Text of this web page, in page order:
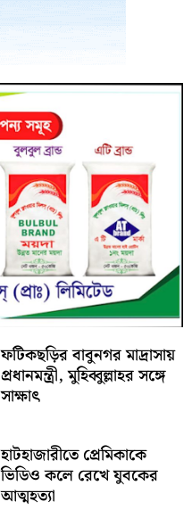
ফটিকছড়ির বাবুনগর মাদ্রাসায়
প্রধানমন্ত্রী, মুহিব্বুল্লাহর সঙ্গে
সাক্ষাৎ
হাটহাজারীতে প্রেমিকাকে
ভিডিও কলে রেখে যুবকের
আত্মহত্যা